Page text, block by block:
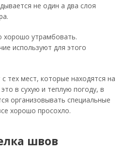
не один а два слоя
хорошо утрамбовать.
используют для этого
тех мест, которые находятся на
в сухую и теплую погоду, в
организовывать специальные
хорошо просохло.
швов